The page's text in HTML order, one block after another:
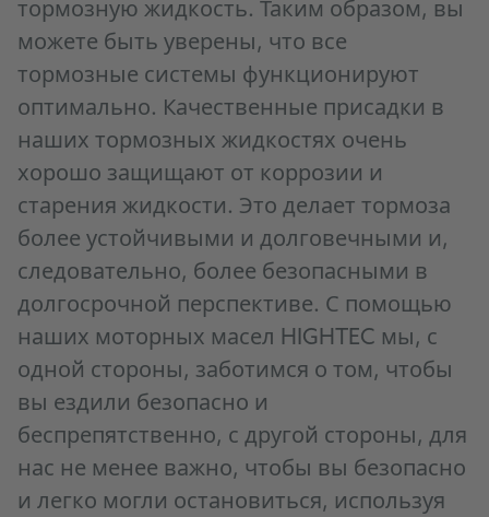
тормозную жидкость. Таким образом, вы
можете быть уверены, что все
тормозные системы функционируют
оптимально. Качественные присадки в
наших тормозных жидкостях очень
хорошо защищают от коррозии и
старения жидкости. Это делает тормоза
более устойчивыми и долговечными и,
следовательно, более безопасными в
долгосрочной перспективе. С помощью
наших моторных масел HIGHTEC мы, с
одной стороны, заботимся о том, чтобы
вы ездили безопасно и
беспрепятственно, с другой стороны, для
нас не менее важно, чтобы вы безопасно
и легко могли остановиться, используя